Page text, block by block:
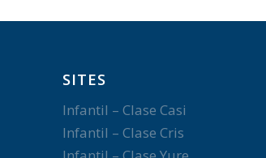
SITES
Infantil – Clase Casi
Infantil – Clase Cris